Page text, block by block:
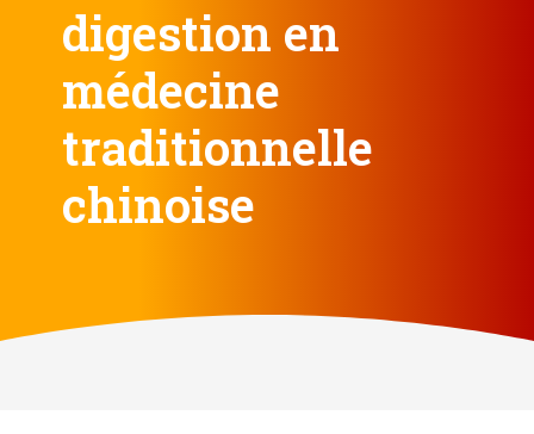
digestion en
médecine
traditionnelle
chinoise